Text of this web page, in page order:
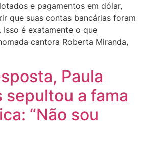
e pagamentos em dólar,
que suas contas bancárias foram
Isso é exatamente o que
cantora Roberta Miranda,
Paula
sepultou a fama
“Não sou